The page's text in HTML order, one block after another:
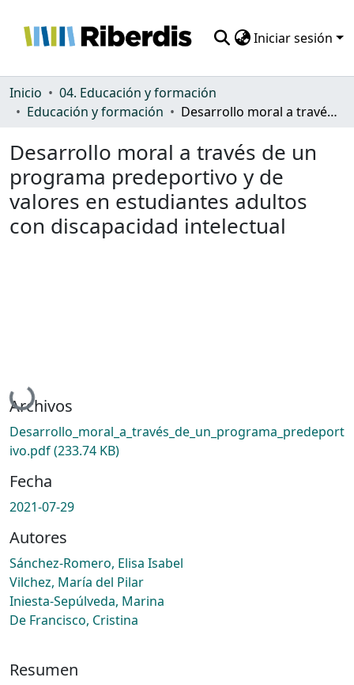
Iniciar sesión
Comunidades
Estadísticas
Inicio
04. Educación y formación
Educación y formación
Desarrollo moral a través de un programa predeportivo y de valores en estudiantes adultos con discapacidad intelectual
Desarrollo moral a través de un
programa predeportivo y de
valores en estudiantes adultos
con discapacidad intelectual
Cargando...
Archivos
Desarrollo_moral_a_través_de_un_programa_predeport
ivo.pdf(233.74 KB)
Fecha
2021-07-29
Autores
Sánchez-Romero, Elisa Isabel
Vilchez, María del Pilar
Iniesta-Sepúlveda, Marina
De Francisco, Cristina
Resumen